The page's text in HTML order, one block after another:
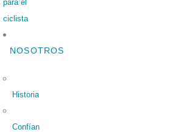
para el
ciclista
NOSOTROS
Historia
Confían